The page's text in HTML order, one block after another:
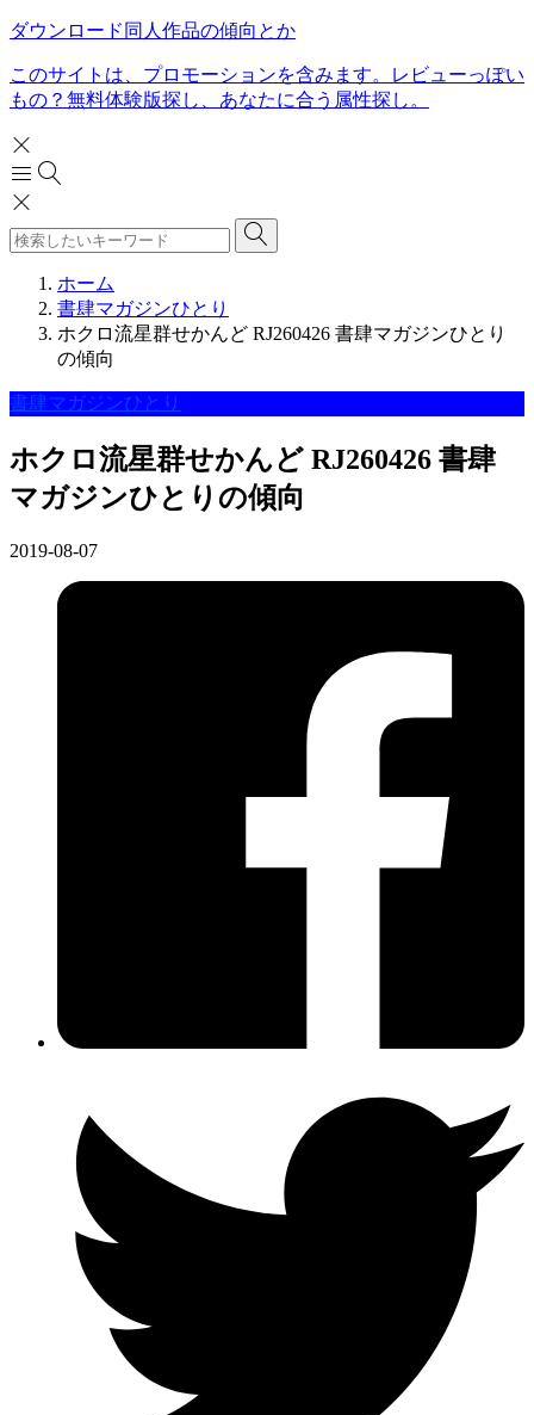
ダウンロード同人作品の傾向とか
このサイトは、プロモーションを含みます。レビューっぽい
もの？無料体験版探し、あなたに合う属性探し。
ホーム
書肆マガジンひとり
ホクロ流星群せかんど RJ260426 書肆マガジンひとり
の傾向
書肆マガジンひとり
ホクロ流星群せかんど RJ260426 書肆
マガジンひとりの傾向
2019-08-07